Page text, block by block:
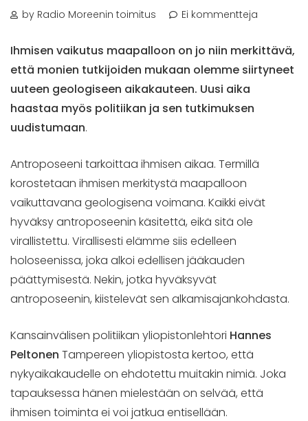
by Radio Moreenin toimitus Ei kommentteja
Ihmisen vaikutus maapalloon on jo niin merkittävä,
että monien tutkijoiden mukaan olemme siirtyneet
uuteen geologiseen aikakauteen. Uusi aika
haastaa myös politiikan ja sen tutkimuksen
uudistumaan.
Antroposeeni tarkoittaa ihmisen aikaa. Termillä
korostetaan ihmisen merkitystä maapalloon
vaikuttavana geologisena voimana. Kaikki eivät
hyväksy antroposeenin käsitettä, eikä sitä ole
virallistettu. Virallisesti elämme siis edelleen
holoseenissa, joka alkoi edellisen jääkauden
päättymisestä. Nekin, jotka hyväksyvät
antroposeenin, kiistelevät sen alkamisajankohdasta.
Kansainvälisen politiikan yliopistonlehtori Hannes
Peltonen Tampereen yliopistosta kertoo, että
nykyaikakaudelle on ehdotettu muitakin nimiä. Joka
tapauksessa hänen mielestään on selvää, että
ihmisen toiminta ei voi jatkua entisellään.